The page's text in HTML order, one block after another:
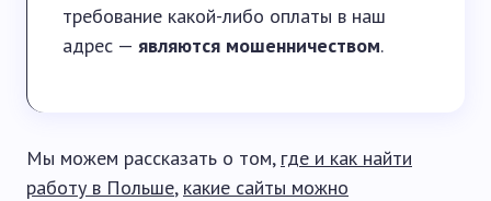
требование какой-либо оплаты в наш
адрес — являются мошенничеством.
Мы можем рассказать о том, где и как найти
работу в Польше, какие сайты можно